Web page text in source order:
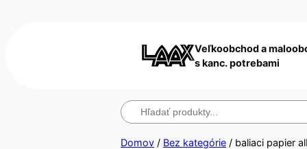
Veľkoobchod a
s kanc. potrebami
Hľadanie
Domov / Bez kategórie / baliaci papier